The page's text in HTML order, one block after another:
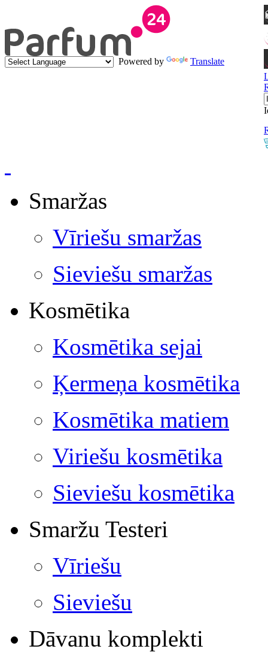
Powered by
Translate
Smaržas
Vīriešu smaržas
Sieviešu smaržas
Kosmētika
Kosmētika sejai
Ķermeņa kosmētika
Kosmētika matiem
Viriešu kosmētika
Sieviešu kosmētika
Smaržu Testeri
Vīriešu
Sieviešu
Dāvanu komplekti